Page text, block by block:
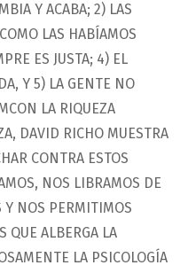
Y ACABA; 2) LAS
LAS HABÍAMOS
ES JUSTA; 4) EL
Y 5) LA GENTE NO
LA RIQUEZA
DAVID RICHO MUESTRA
CONTRA ESTOS
NOS LIBRAMOS DE
Y NOS PERMITIMOS
QUE ALBERGA LA
LA PSICOLOGÍA